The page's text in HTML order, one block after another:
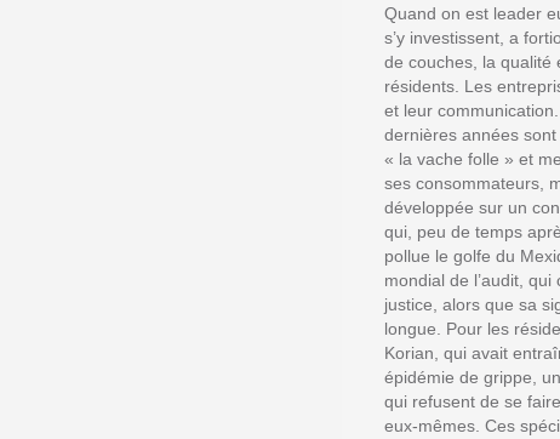
Quand on est leader
s’y investissent, a
de couches, la qualité
résidents. Les
et leur
dernières années
« la vache folle » et
ses consommateurs,
développée sur un
qui, peu de temps
pollue le golfe du
mondial de l’audit,
justice, alors que sa
longue. Pour les
Korian, qui avait
épidémie de grippe,
qui refusent de se
eux-mêmes. Ces